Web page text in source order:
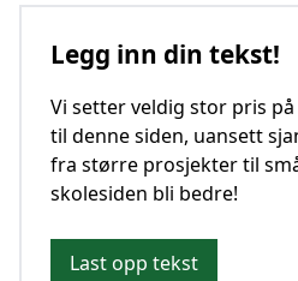
Legg inn din tekst!
Vi setter veldig stor pris
til denne siden, uansett
fra større prosjekter til
skolesiden bli bedre!
Last opp tekst